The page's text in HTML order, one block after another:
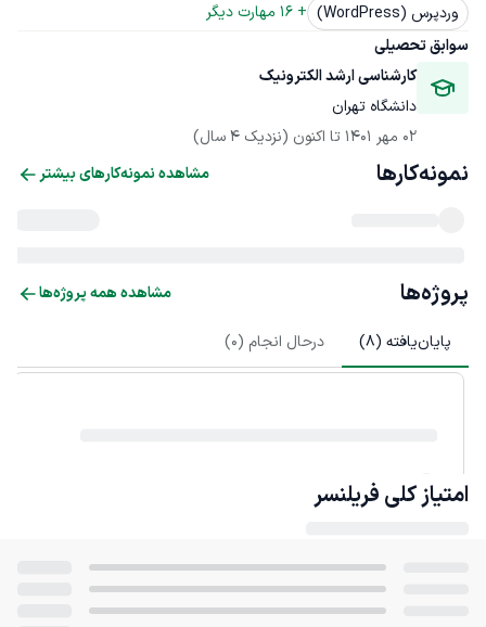
وردپرس (WordPress)
+
16 مهارت دیگر
سوابق تحصیلی
کارشناسی ارشد الکترونیک
دانشگاه تهران
02 مهر 1401
تا اکنون (نزدیک 4 سال)
نمونه‌کارها مشاهده نمونه‌کارهای بیشتر
پروژه‌ها مشاهده همه پروژه‌ها
پایان‌یافته (8
) درحال انجام (0
)
امتیاز کلی فریلنسر